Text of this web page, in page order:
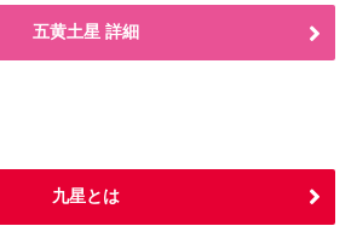
五黄土星 詳細
九星とは